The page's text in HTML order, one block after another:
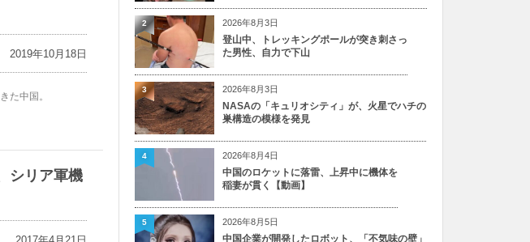
2019年10月18日
た中国。
シリア軍機
2026年8月3日
登山中、トレッキングポールが突き刺さっ
た男性、自力で下山
2
2026年8月3日
NASAの「キュリオシティ」が、火星でハチの
巣構造の模様を発見
3
2026年8月4日
中国のロケットに落雷、上昇中に機体を
稲妻が貫く【動画】
4
2026年8月5日
中国企業が開発したロボット、「不気味の壁」
5